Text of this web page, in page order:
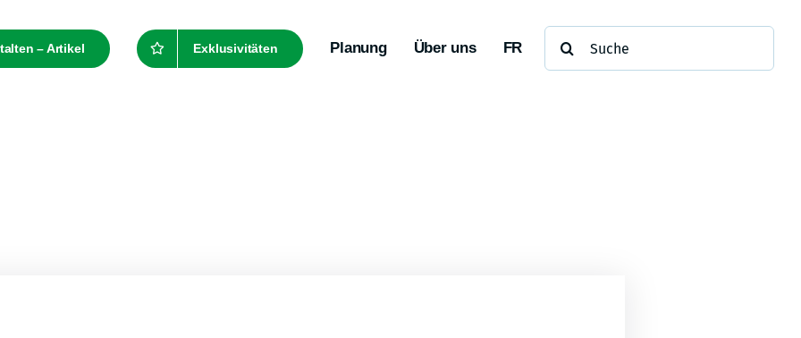
– Artikel Exklusivitäten Planung Über uns FR
Suche
nach: